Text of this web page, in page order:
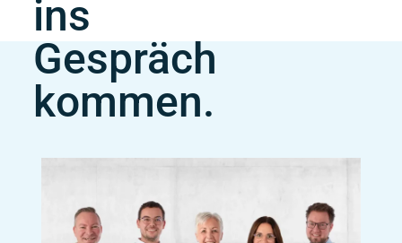
ins
Gespräch
kommen.